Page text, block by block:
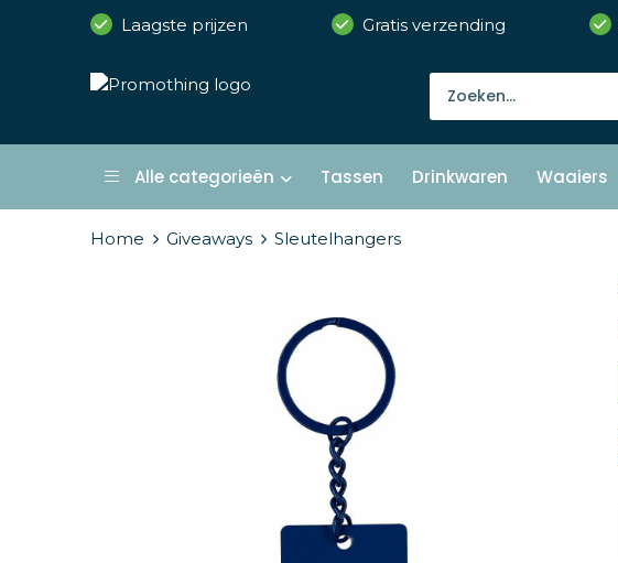
Laagste prijzen Gratis verzending
Alle categorieën Tassen Drinkwaren Waaiers
Home Giveaways Sleutelhangers